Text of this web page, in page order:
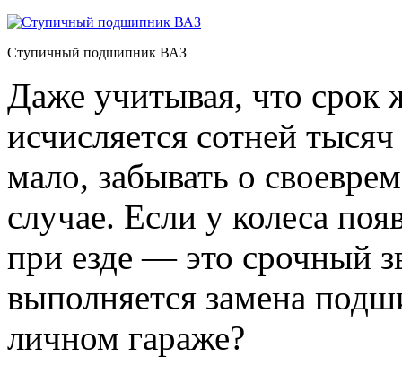
Ступичный подшипник ВАЗ
Даже учитывая, что
исчисляется сотней
мало, забывать о
случае. Если у колеса
при езде — это срочный
выполняется замена
личном гараже?